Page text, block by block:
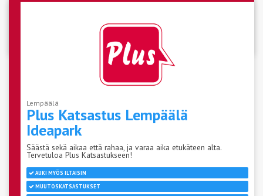
Lempäälä
Plus Katsastus Lempäälä
Ideapark
Säästä sekä aikaa että rahaa, ja varaa aika etukäteen alta.
Tervetuloa Plus Katsastukseen!
AUKI MYÖS ILTAISIN
MUUTOSKATSASTUKSET